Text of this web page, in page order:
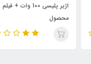
اژیر پلیسی 100 وات + فیلم
محصول